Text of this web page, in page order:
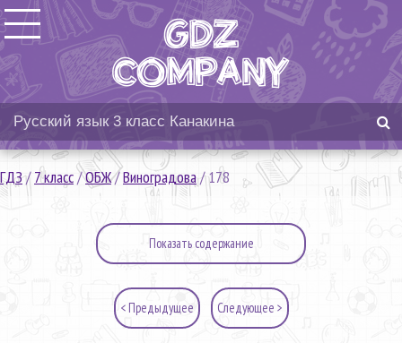
ГДЗ/7 класс/ОБЖ/Виноградова/178
Показать содержание
< Предыдущее Следующее >